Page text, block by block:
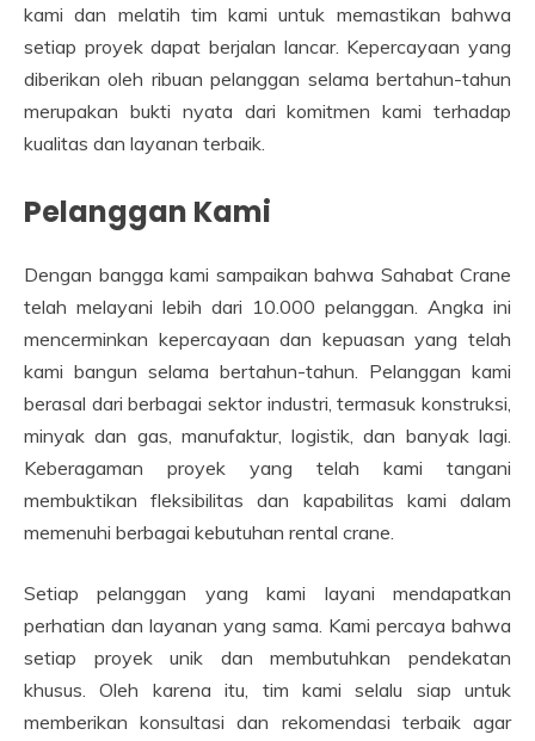
kami dan melatih tim kami untuk memastikan bahwa
setiap proyek dapat berjalan lancar. Kepercayaan yang
diberikan oleh ribuan pelanggan selama bertahun-tahun
merupakan bukti nyata dari komitmen kami terhadap
kualitas dan layanan terbaik.
Pelanggan Kami
Dengan bangga kami sampaikan bahwa Sahabat Crane
telah melayani lebih dari 10.000 pelanggan. Angka ini
mencerminkan kepercayaan dan kepuasan yang telah
kami bangun selama bertahun-tahun. Pelanggan kami
berasal dari berbagai sektor industri, termasuk konstruksi,
minyak dan gas, manufaktur, logistik, dan banyak lagi.
Keberagaman proyek yang telah kami tangani
membuktikan fleksibilitas dan kapabilitas kami dalam
memenuhi berbagai kebutuhan rental crane.
Setiap pelanggan yang kami layani mendapatkan
perhatian dan layanan yang sama. Kami percaya bahwa
setiap proyek unik dan membutuhkan pendekatan
khusus. Oleh karena itu, tim kami selalu siap untuk
memberikan konsultasi dan rekomendasi terbaik agar